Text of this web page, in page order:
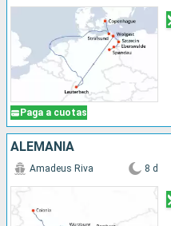
Paga a cuotas
ALEMANIA
Amadeus Riva 8 d